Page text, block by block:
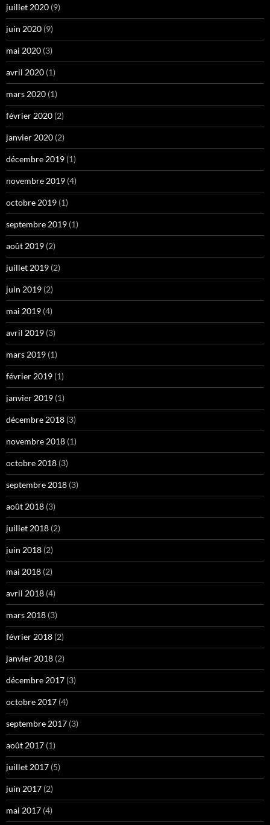
juillet 2020 (9)
juin 2020 (9)
mai 2020 (3)
avril 2020 (1)
mars 2020 (1)
février 2020 (2)
janvier 2020 (2)
décembre 2019 (1)
novembre 2019 (4)
octobre 2019 (1)
septembre 2019 (1)
août 2019 (2)
juillet 2019 (2)
juin 2019 (2)
mai 2019 (4)
avril 2019 (3)
mars 2019 (1)
février 2019 (1)
janvier 2019 (1)
décembre 2018 (3)
novembre 2018 (1)
octobre 2018 (3)
septembre 2018 (3)
août 2018 (3)
juillet 2018 (2)
juin 2018 (2)
mai 2018 (2)
avril 2018 (4)
mars 2018 (3)
février 2018 (2)
janvier 2018 (2)
décembre 2017 (3)
octobre 2017 (4)
septembre 2017 (3)
août 2017 (1)
juillet 2017 (5)
juin 2017 (2)
mai 2017 (4)